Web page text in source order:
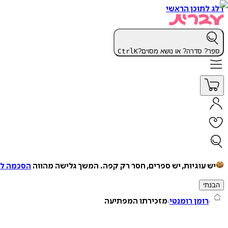
דלג לתוכן הראשי
ספר? סדרה? או נושא מסוים? CtrlK
יש עוגיות, יש ספרים, חסר רק קפה. המשך גלישה מהווה הסכמה
הבנתי
רומן רומנטי מזכירתו המפתיעה